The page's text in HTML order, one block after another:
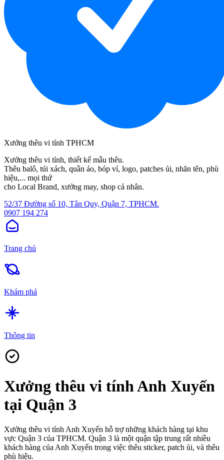
Xưởng thêu vi tính TPHCM
Xưởng thêu vi tính, thiết kế mẫu thêu.
Thêu balô, túi xách, quần áo, bóp ví, logo, patches ủi, nhãn tên, phù
hiệu,... mọi thứ
cho Local Brand, xưởng may, shop cá nhân.
52/37 Đường số 10, Tân Quy, Quận 7, TPHCM.
0907 194 274
Trang chủ
Khám phá
Thông tin
Xưởng thêu vi tính Anh Xuyến
tại Quận 3
Xưởng thêu vi tính Anh Xuyến hỗ trợ những khách hàng tại khu
vực Quận 3 của TPHCM. Quận 3 là một quận tập trung rất nhiều
khách hàng của Anh Xuyến trong việc thêu sticker, patch ủi, và thêu
phù hiệu.